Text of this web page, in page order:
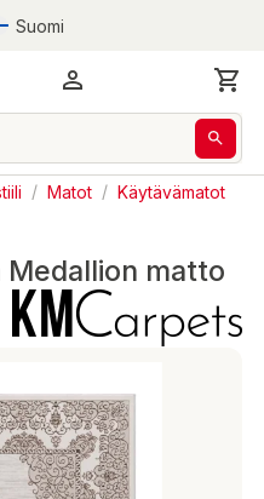
Suomi
/ Matot / Käytävämatot
matto